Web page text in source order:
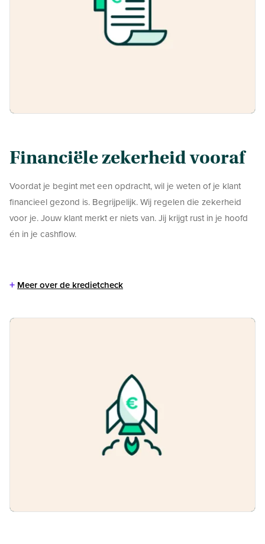
Financiële zekerheid vooraf
Voordat je begint met een opdracht, wil je weten of je klant
financieel gezond is. Begrijpelijk. Wij regelen die zekerheid
voor je. Jouw klant merkt er niets van. Jij krijgt rust in je hoofd
én in je cashflow.
+ Meer over de kredietcheck